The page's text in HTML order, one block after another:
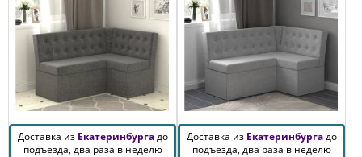
Доставка из Екатеринбургадо
подъезда, два раза в неделю
Доставка из Екатеринбургадо
подъезда, два раза в неделю